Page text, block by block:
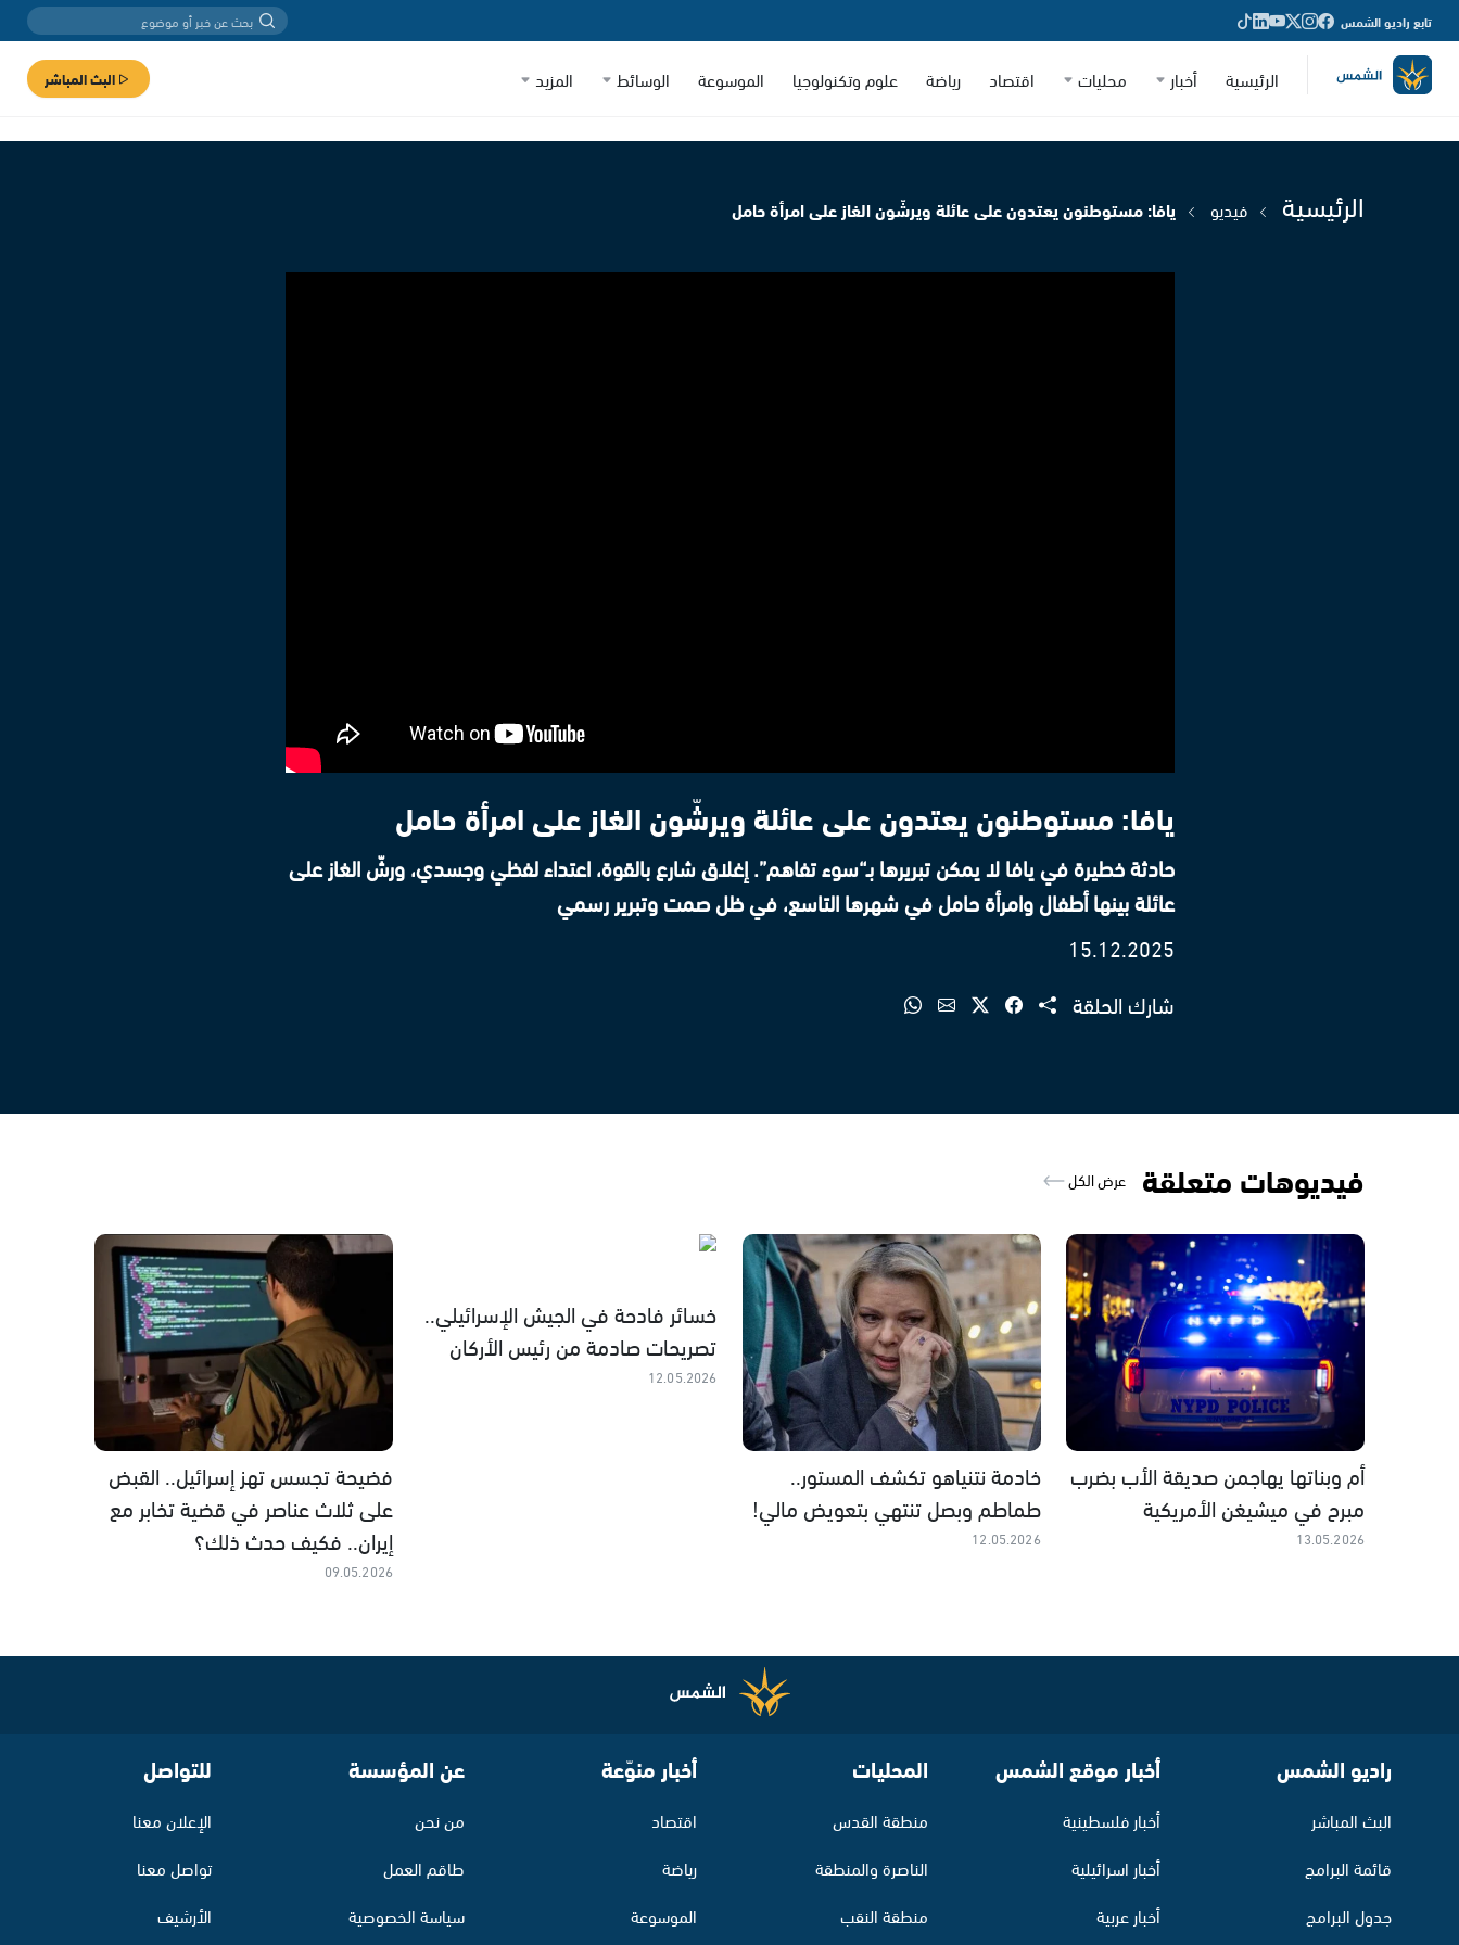
تابع راديو الشمس
الرئيسية أخبار محليات اقتصاد رياضة علوم وتكنولوجيا الموسوعة الوسائط المزيد البث المباشر
الرئيسية فيديو يافا: مستوطنون يعتدون على عائلة ويرشّون الغاز على امرأة حامل
يافا: مستوطنون يعتدون على عائلة ويرشّون الغاز على امرأة حامل
حادثة خطيرة في يافا لا يمكن تبريرها بـ“سوء تفاهم”. إغلاق شارع بالقوة، اعتداء لفظي وجسدي، ورشّ الغاز على
عائلة بينها أطفال وامرأة حامل في شهرها التاسع، في ظل صمت وتبرير رسمي
15.12.2025
شارك الحلقة
فيديوهات متعلقة عرض الكل
أم وبناتها يهاجمن صديقة الأب بضرب
مبرح في ميشيغن الأمريكية
13.05.2026
خادمة نتنياهو تكشف المستور..
طماطم وبصل تنتهي بتعويض مالي!
12.05.2026
خسائر فادحة في الجيش الإسرائيلي..
تصريحات صادمة من رئيس الأركان
12.05.2026
فضيحة تجسس تهز إسرائيل.. القبض
على ثلاث عناصر في قضية تخابر مع
إيران.. فكيف حدث ذلك؟
09.05.2026
راديو الشمس
البث المباشر
قائمة البرامج
جدول البرامج
أخبار موقع الشمس
أخبار فلسطينية
أخبار اسرائيلية
أخبار عربية
المحليات
منطقة القدس
الناصرة والمنطقة
منطقة النقب
أخبار منوّعة
اقتصاد
رياضة
الموسوعة
عن المؤسسة
من نحن
طاقم العمل
سياسة الخصوصية
للتواصل
الإعلان معنا
تواصل معنا
الأرشيف